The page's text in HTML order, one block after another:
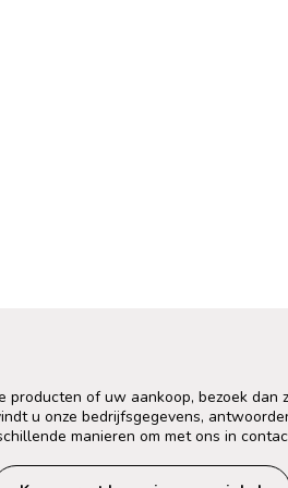
producten of uw aankoop, bezoek dan
u onze bedrijfsgegevens,
manieren om met ons in